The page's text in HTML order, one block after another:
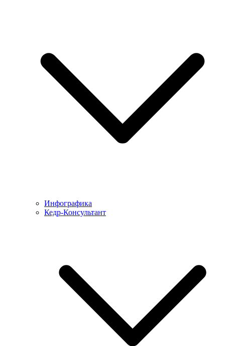
Инфографика
Кедр-Консультант